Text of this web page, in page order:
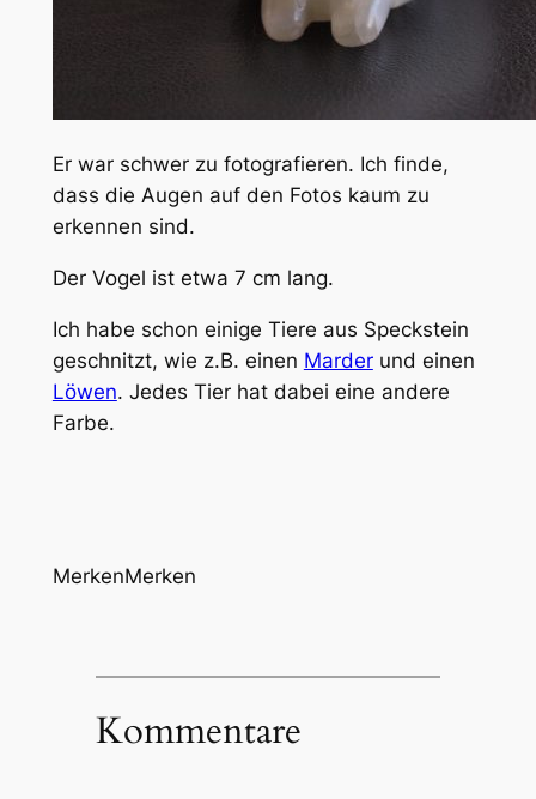
Er war schwer zu fotografieren. Ich finde,
dass die Augen auf den Fotos kaum zu
erkennen sind.
Der Vogel ist etwa 7 cm lang.
Ich habe schon einige Tiere aus Speckstein
geschnitzt, wie z.B. einen Marderund einen
Löwen. Jedes Tier hat dabei eine andere
Farbe.
MerkenMerken
Kommentare